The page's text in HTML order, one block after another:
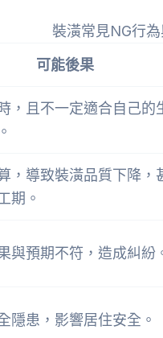
裝潢常見NG行
可能後果
，且不一定適合自己的
，導致裝潢品質下降，
期。
與預期不符，造成糾紛
隱患，影響居住安全。